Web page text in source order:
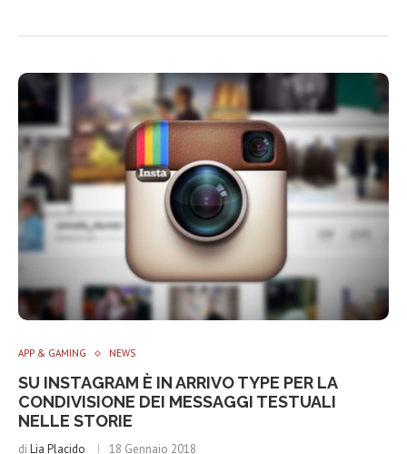
APP & GAMING NEWS
SU INSTAGRAM È IN ARRIVO TYPE PER LA
CONDIVISIONE DEI MESSAGGI TESTUALI
NELLE STORIE
di Lia Placido 18 Gennaio 2018